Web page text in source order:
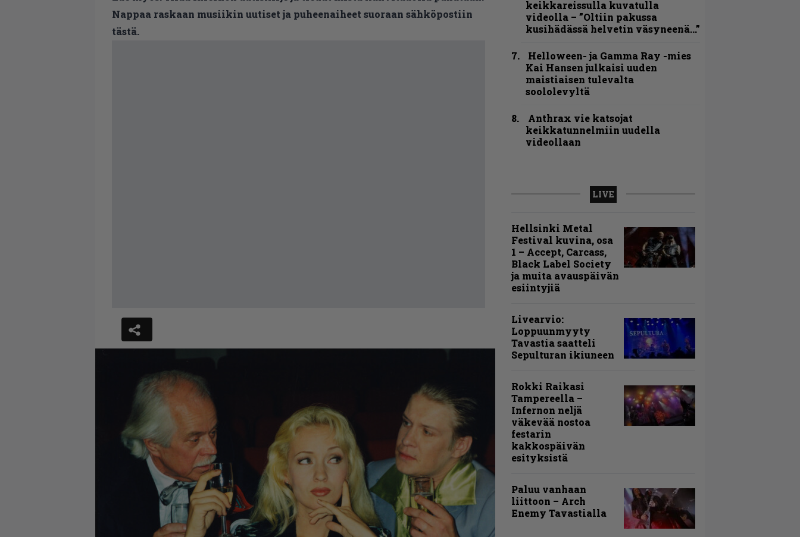
Nappaa raskaan musiikin uutiset ja puheenaiheet suoraan sähköpostiin
tästä.
keikkareissulla kuvatulla
videolla – ”Oltiin pakussa
kusihädässä helvetin väsyneenä…”
Helloween- ja Gamma Ray -mies
Kai Hansen julkaisi uuden
maistiaisen tulevalta
soololevyltä
Anthrax vie katsojat
keikkatunnelmiin uudella
videollaan
LIVE
Hellsinki Metal
Festival kuvina, osa
1 – Accept, Carcass,
Black Label Society
ja muita avauspäivän
esiintyjiä
Livearvio:
Loppuunmyyty
Tavastia saatteli
Sepulturan ikiuneen
Rokki Raikasi
Tampereella –
Infernon neljä
väkevää nostoa
festarin
kakkospäivän
esityksistä
Paluu vanhaan
liittoon – Arch
Enemy Tavastialla